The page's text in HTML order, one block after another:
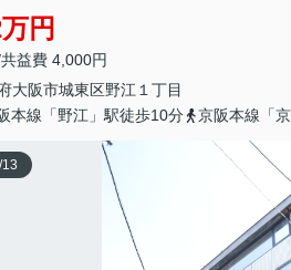
円
益費 4,000円
大阪市城東区野江 １丁目
本線「野江」駅徒歩10分
京阪本線「
/13